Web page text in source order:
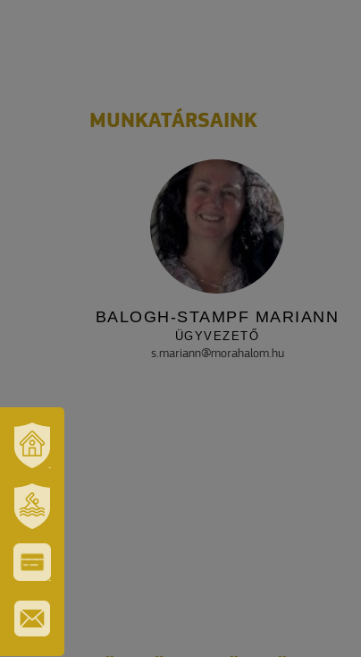
ÉS
TÉRSÉGÜNK
ERZSÉBET
GYÓGYFÜRDŐ
ÉS
TURISZTIKAI
KÁRTYA
MUNKATÁRSAINK
BALOGH-STAMPF MARIANN
ÜGYVEZETŐ
s.mariann@morahalom.hu